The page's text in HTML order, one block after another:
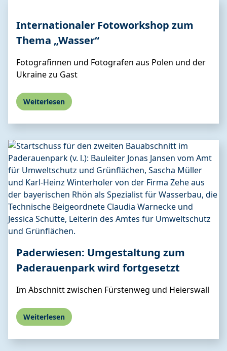
Internationaler Fotoworkshop zum
Thema „Wasser“
Fotografinnen und Fotografen aus Polen und der
Ukraine zu Gast
Weiterlesen
Paderwiesen: Umgestaltung zum
Paderauenpark wird fortgesetzt
Im Abschnitt zwischen Fürstenweg und Heierswall
Weiterlesen